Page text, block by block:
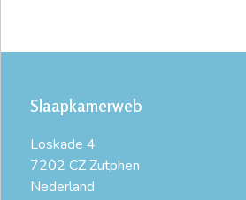
Slaapkamerweb
Loskade 4
7202 CZ Zutphen
Nederland